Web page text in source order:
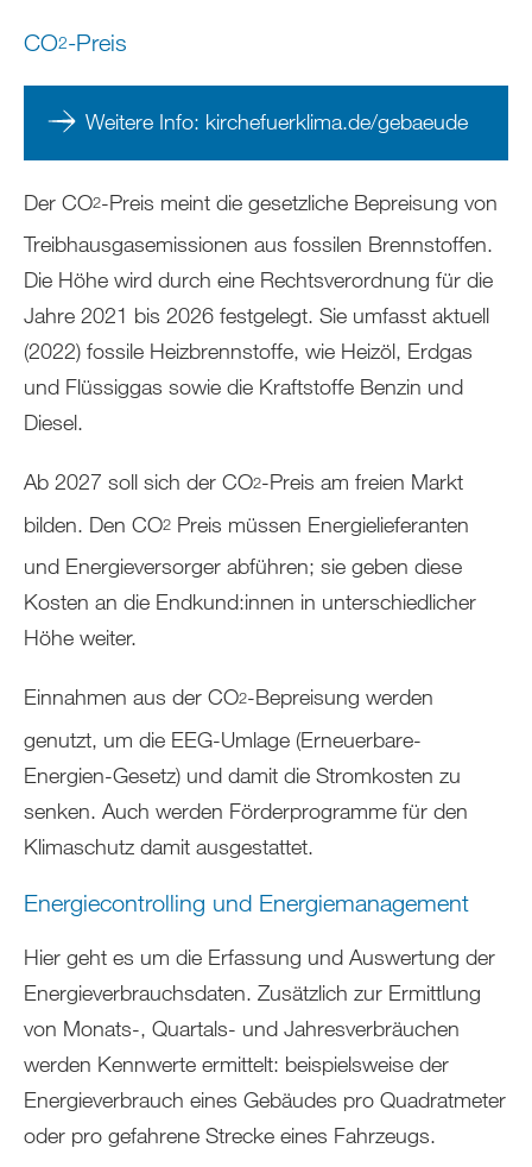
CO2-Preis
Weitere Info: kirchefuerklima.de/gebaeude
Der CO2-Preis meint die gesetzliche Bepreisung von
Treibhausgasemissionen aus fossilen Brennstoffen.
Die Höhe wird durch eine Rechtsverordnung für die
Jahre 2021 bis 2026 festgelegt. Sie umfasst aktuell
(2022) fossile Heizbrennstoffe, wie Heizöl, Erdgas
und Flüssiggas sowie die Kraftstoffe Benzin und
Diesel.
Ab 2027 soll sich der CO2-Preis am freien Markt
bilden. Den CO2 Preis müssen Energielieferanten
und Energieversorger abführen; sie geben diese
Kosten an die Endkund:innen in unterschiedlicher
Höhe weiter.
Einnahmen aus der CO2-Bepreisung werden
genutzt, um die EEG-Umlage (Erneuerbare-
Energien-Gesetz) und damit die Stromkosten zu
senken. Auch werden Förderprogramme für den
Klimaschutz damit ausgestattet.
Energiecontrolling und Energiemanagement
Hier geht es um die Erfassung und Auswertung der
Energieverbrauchsdaten. Zusätzlich zur Ermittlung
von Monats-, Quartals- und Jahresverbräuchen
werden Kennwerte ermittelt: beispielsweise der
Energieverbrauch eines Gebäudes pro Quadratmeter
oder pro gefahrene Strecke eines Fahrzeugs.